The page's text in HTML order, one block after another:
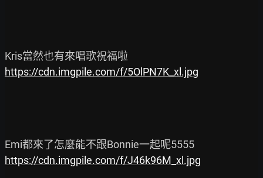
https://cdn.imgpile.com/f/5OlPN7K_xl.jpg
https://cdn.imgpile.com/f/J46k96M_xl.jpg